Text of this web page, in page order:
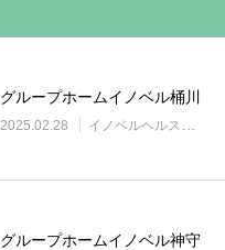
グループホームイノベル桶川
2025.02.28 イノベルヘルスケア事業所
グループホームイノベル神守